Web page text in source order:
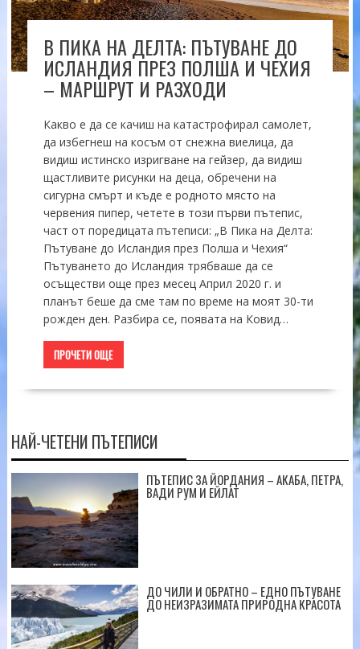
В ПИКА НА ДЕЛТА: ПЪТУВАНЕ ДО
ИСЛАНДИЯ ПРЕЗ ПОЛША И ЧЕХИЯ
– МАРШРУТ И РАЗХОДИ
Какво е да се качиш на катастрофирал самолет,
да избегнеш на косъм от снежна виелица, да
видиш истинско изригване на гейзер, да видиш
щастливите рисунки на деца, обречени на
сигурна смърт и къде е родното място на
червения пипер, четете в този първи пътепис,
част от поредицата пътеписи: „В Пика на Делта:
Пътуване до Исландия през Полша и Чехия“
Пътуването до Исландия трябваше да се
осъществи още през месец Април 2020 г. и
планът беше да сме там по време на моят 30-ти
рожден ден. Разбира се, появата на Ковид…
ПРОЧЕТИ ОЩЕ
НАЙ-ЧЕТЕНИ ПЪТЕПИСИ
ПЪТЕПИС ЗА ЙОРДАНИЯ – АКАБА, ПЕТРА,
ВАДИ РУМ И ЕЙЛАТ
ДО ЧИЛИ И ОБРАТНО – ЕДНО ПЪТУВАНЕ
ДО НЕИЗРАЗИМАТА ПРИРОДНА КРАСОТА